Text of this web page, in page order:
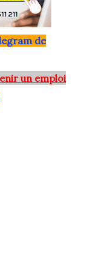
de
un emploi